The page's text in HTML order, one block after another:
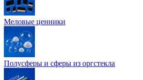
Меловые ценники
Полусферы и сферы из оргстекла